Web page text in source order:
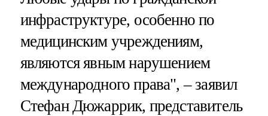
инфраструктуре, особенно по
медицинским учреждениям,
являются явным нарушением
международного права", – заявил
Стефан Дюжаррик, представитель